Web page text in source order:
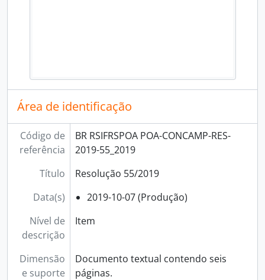
Área de identificação
Código de
referência
BR RSIFRSPOA POA-CONCAMP-RES-
2019-55_2019
Título
Resolução 55/2019
Data(s)
2019-10-07 (Produção)
Nível de
descrição
Item
Dimensão
e suporte
Documento textual contendo seis
páginas.